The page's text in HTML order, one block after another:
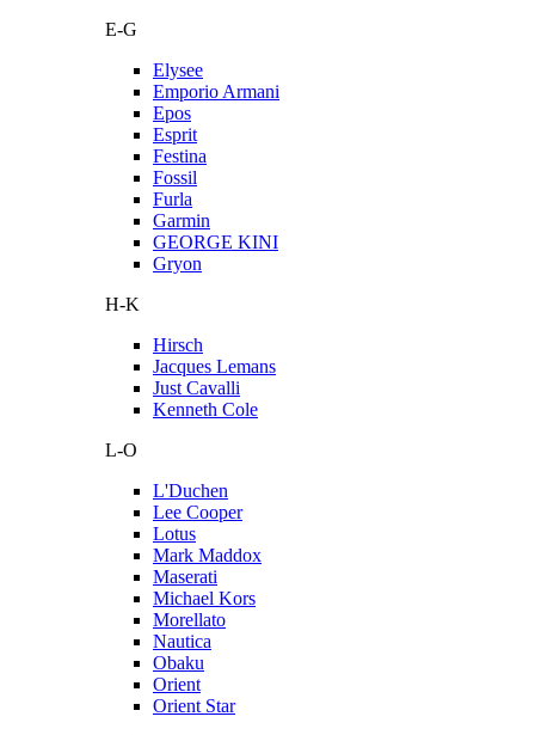
E-G
Elysee
Emporio Armani
Epos
Esprit
Festina
Fossil
Furla
Garmin
GEORGE KINI
Gryon
H-K
Hirsch
Jacques Lemans
Just Cavalli
Kenneth Cole
L-O
L'Duchen
Lee Cooper
Lotus
Mark Maddox
Maserati
Michael Kors
Morellato
Nautica
Obaku
Orient
Orient Star